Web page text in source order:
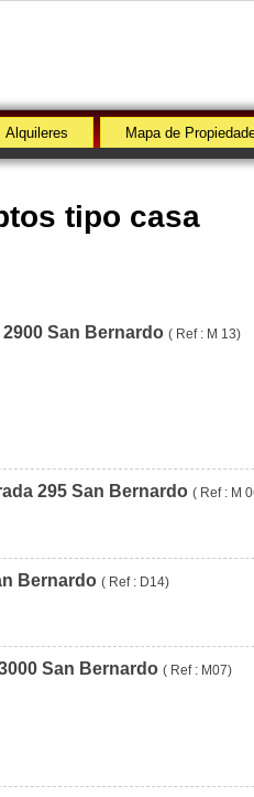
Alquileres Mapa de
tipo casa
San Bernardo ( Ref : M 13)
295 San Bernardo ( Ref : M
Bernardo ( Ref : D14)
San Bernardo ( Ref : M07)